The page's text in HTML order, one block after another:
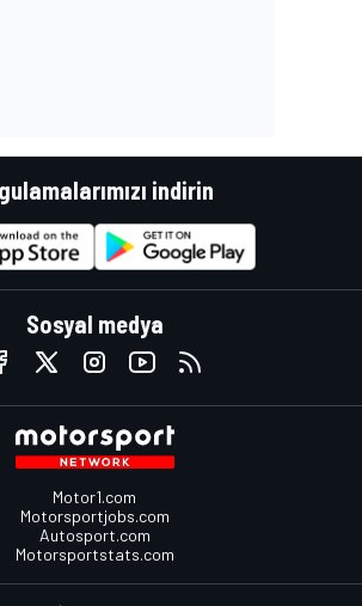
indirin
Sosyal medya
Motor1.com
Motorsportjobs.com
Autosport.com
Motorsportstats.com